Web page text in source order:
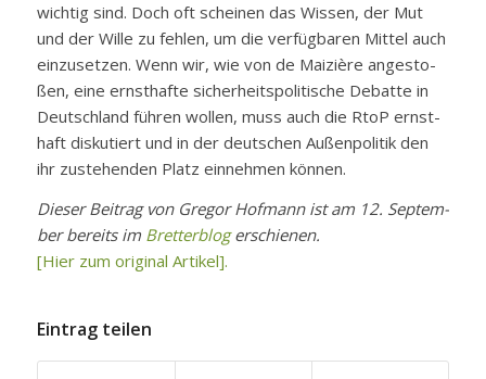
wich­tig sind. Doch oft schei­nen das Wis­sen, der Mut
und der Wil­le zu feh­len, um die ver­füg­ba­ren Mit­tel auch
ein­zu­set­zen. Wenn wir, wie von de Mai­zière an­ge­sto­
ßen, ei­ne ernst­haf­te si­cher­heits­po­li­ti­sche De­bat­te in
Deutsch­land füh­ren wol­len, muss auch die RtoP ernst­
haft dis­ku­tiert und in der deut­schen Au­ßen­po­li­tik den
ihr zu­ste­hen­den Platz ein­neh­men kön­nen.
Die­ser Bei­trag von Gre­gor Hof­mann ist am 12. Sep­tem­
ber be­reits im Bret­ter­bloger­schie­nen.
[Hier zum ori­gi­nal Ar­ti­kel].
Eintrag teilen